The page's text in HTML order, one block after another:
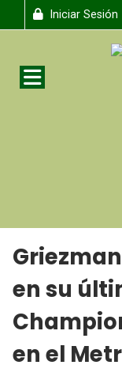
Iniciar Sesión
en su
en el